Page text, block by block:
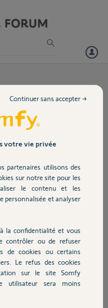
somfy est
dans mon garage
de discussion
votre vie privée
partenaires utilisons des
sur notre site pour les
le contenu et les
personnalisée et analyser
la confidentialité et vous
contrôler ou de refuser
de cookies ou certains
Le refus des cookies
sur le site Somfy
utilisateur sera moins
Continuer sans accepter →